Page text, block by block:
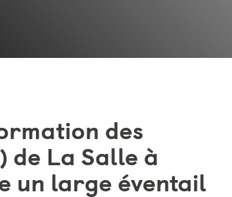
des
de La Salle à
un large éventail